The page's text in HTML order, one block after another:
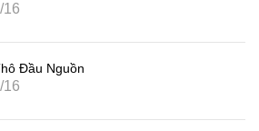
16
Đầu Nguồn
16